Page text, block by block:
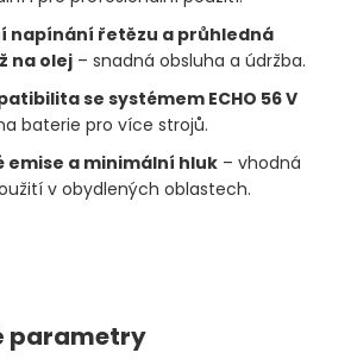
napínání řetězu a průhledná
na olej – snadná obsluha a údržba.
se systémem ECHO 56 V
baterie pro více strojů.
emise a minimální hluk – vhodná
v obydlených oblastech.
parametry